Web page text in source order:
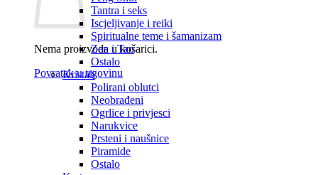
Nema proizvoda u košarici.
Povratak u trgovinu
Tantra i seks
Iscjeljivanje i reiki
Spiritualne teme i šamanizam
Zen i Tao
Ostalo
Kristali
Polirani oblutci
Neobrađeni
Ogrlice i privjesci
Narukvice
Prsteni i naušnice
Piramide
Ostalo